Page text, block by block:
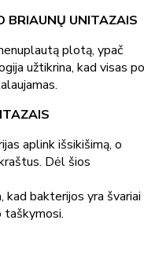
UNITAZAIS
plotą, ypač
užtikrina, kad visas po
aplink išsikišimą, o
Dėl šios
bakterijos yra švariai
taškymosi.